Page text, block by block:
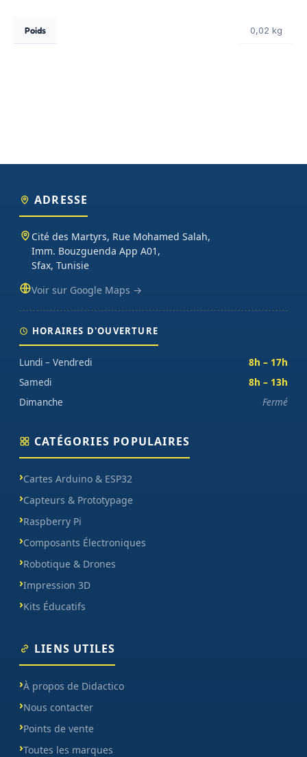
Poids 0,02 kg
ADRESSE
Cité des Martyrs, Rue Mohamed Salah,
Imm. Bouzguenda App A01,
Sfax, Tunisie
Voir sur Google Maps →
HORAIRES D'OUVERTURE
Lundi – Vendredi
8h – 17h
Samedi
8h – 13h
Dimanche
Fermé
CATÉGORIES POPULAIRES
Cartes Arduino & ESP32
Capteurs & Prototypage
Raspberry Pi
Composants Électroniques
Robotique & Drones
Impression 3D
Kits Éducatifs
LIENS UTILES
À propos de Didactico
Nous contacter
Points de vente
Toutes les marques